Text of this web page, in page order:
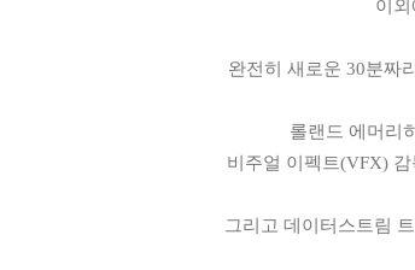
이
완전히 새로운 30분짜
롤랜드 에머리
비주얼 이펙트(VFX)
그리고 데이터스트림